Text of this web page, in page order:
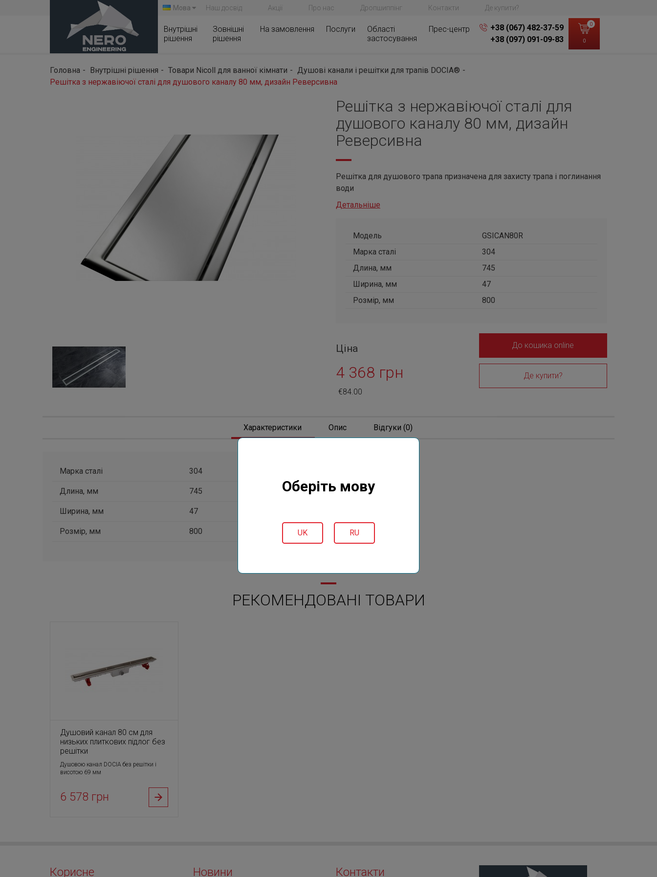
Мова Наш досвід Акції Про нас Дропшиппінг Контакти Де купити?
Внутрішні
рішення
Зовнішні
рішення
На замовлення Послуги
Області
застосування
Прес-центр
+38 (067) 482-37-59
+38 (097) 091-09-83
0
0
Оберіть мову
UK RU
Головна Внутрішні рішення Товари Nicoll для ванної кімнати
Душові канали і решітки для трапів DOCIA®
Решітка з нержавіючої сталі для душового каналу 80 мм, дизайн Реверсивна
Решітка з нержавіючої сталі для
душового каналу 80 мм, дизайн
Реверсивна
Решітка для душового трапа призначена для захисту трапа і поглинання
води
Детальніше
Модель
GSICAN80R
Марка сталі
304
Длина, мм
745
Ширина, мм
47
Розмір, мм
800
Ціна
4 368 грн
€84.00
До кошика online
Де купити?
Характеристики Опис Відгуки (0)
Марка сталі 304
Длина, мм 745
Ширина, мм 47
Розмір, мм 800
РЕКОМЕНДОВАНІ ТОВАРИ
Душовий канал 80 см для
низьких плиткових підлог без
решітки
Душовою канал DOCIА без решітки і
висотою 69 мм
6 578 грн
Корисне Новини Контакти